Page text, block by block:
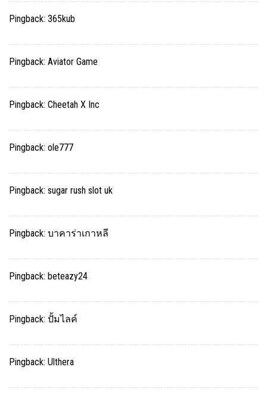
Pingback: 365kub
Pingback: Aviator Game
Pingback: Cheetah X Inc
Pingback: ole777
Pingback: sugar rush slot uk
Pingback: บาคาร่าเกาหลี
Pingback: beteazy24
Pingback: ปั้มไลค์
Pingback: Ulthera